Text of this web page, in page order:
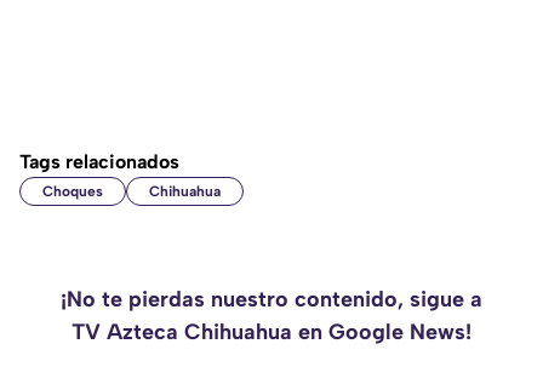
Tags relacionados
Choques Chihuahua
¡No te pierdas nuestro contenido, sigue a
TV Azteca Chihuahua en Google News!